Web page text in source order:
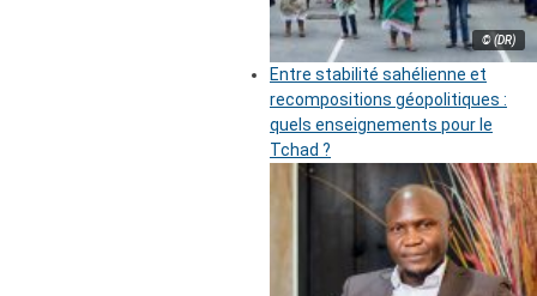
© (DR)
Entre stabilité sahélienne et
recompositions géopolitiques :
quels enseignements pour le
Tchad ?